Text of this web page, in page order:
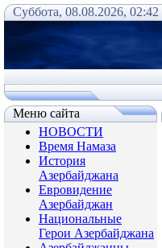
Суббота, 08.08.2026,
Меню сайта
НОВОСТИ
Время Намаза
История
Азербайджана
Евровидение
Азербайджан
Национальные
Герои Азербайджана